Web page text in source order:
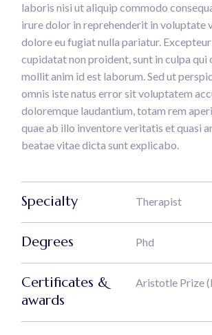
laboris nisi ut aliquip commodo
irure dolor in reprehenderit in voluptate
dolore eu fugiat nulla pariatur.
cupidatat non proident, sunt in culpa
mollit anim id est laborum. Sed ut
omnis iste natus error sit voluptatem
doloremque laudantium, totam rem
quae ab illo inventore veritatis et quasi
beatae vitae dicta sunt explicabo.
Specialty Therapist
Degrees Phd
Certificates &
awards
Aristotle Prize